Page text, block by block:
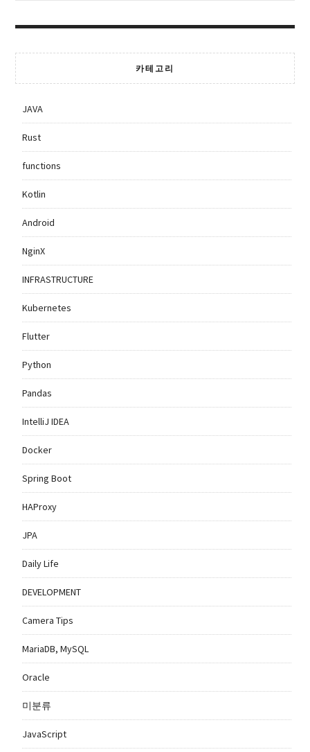
카테고리
JAVA
Rust
functions
Kotlin
Android
NginX
INFRASTRUCTURE
Kubernetes
Flutter
Python
Pandas
IntelliJ IDEA
Docker
Spring Boot
HAProxy
JPA
Daily Life
DEVELOPMENT
Camera Tips
MariaDB, MySQL
Oracle
미분류
JavaScript